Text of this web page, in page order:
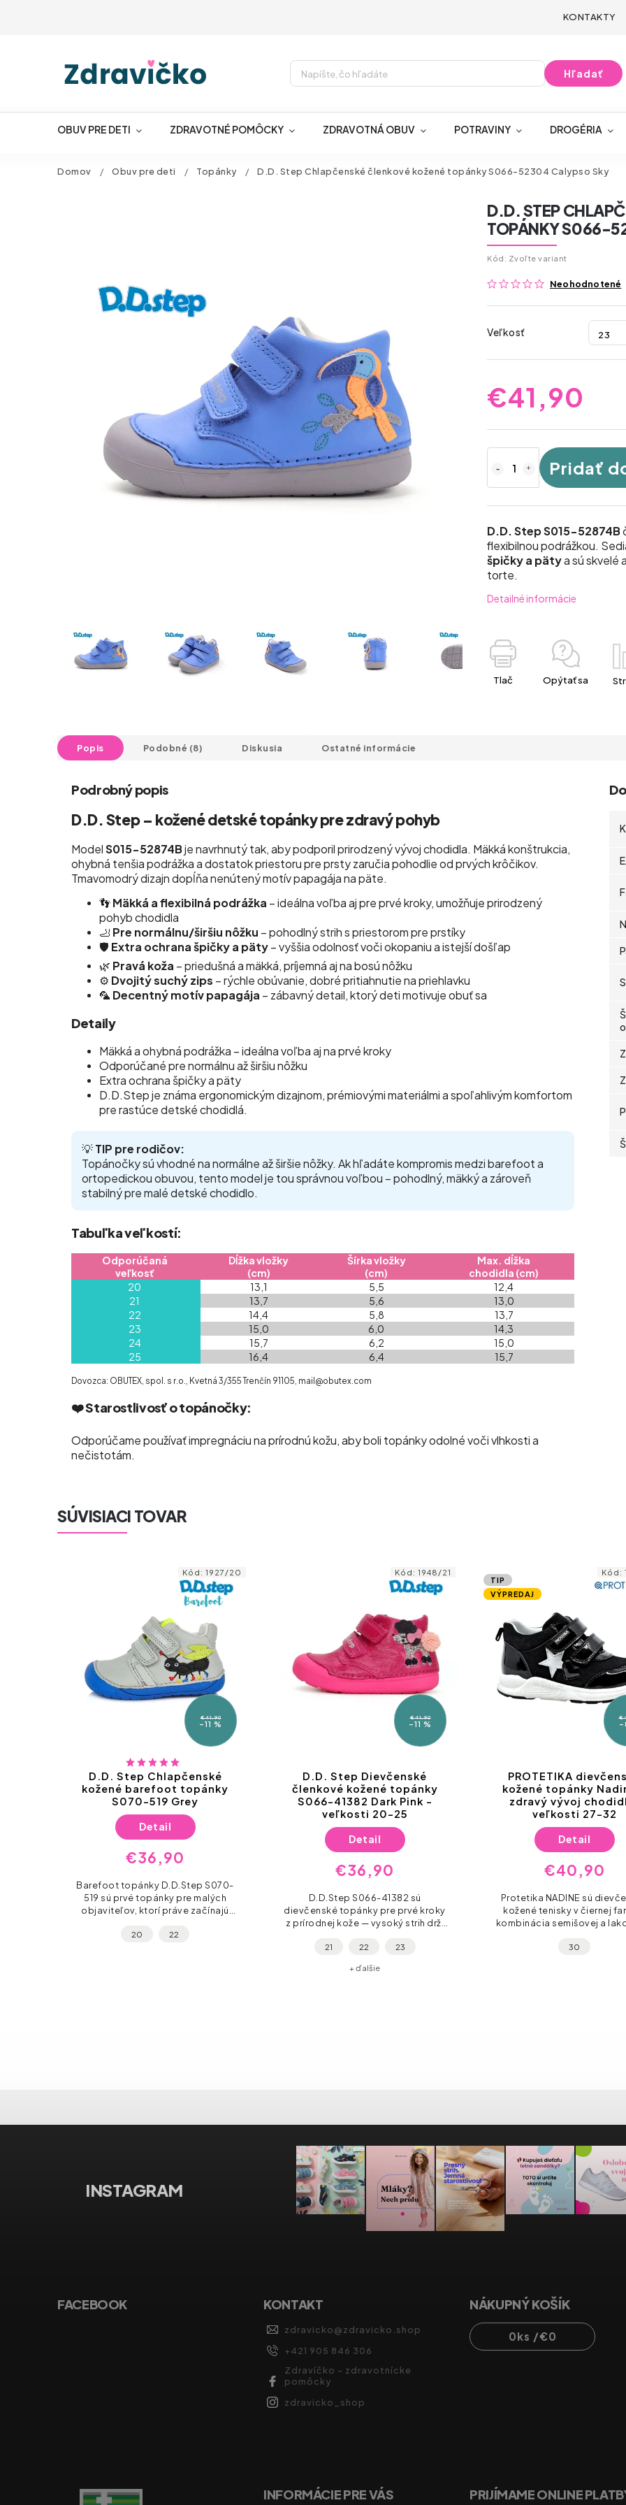
KONTAKTY
Hľadať
OBUV PRE DETI ZDRAVOTNÉ POMÔCKY ZDRAVOTNÁ OBUV POTRAVINY DROGÉRIA
Domov / Obuv pre deti / Topánky / D.D. Step Chlapčenské členkové kožené topánky S066-52304 Calypso Sky
D.D. STEP
TOPÁNKY S066-
Kód: Zvoľte variant
Neohodnotené
Veľkosť
€41,90
Pridať
D.D. Step S015-52874B
flexibilnou podrážkou.
špičky a pätya sú skvelé
torte.
Detailné informácie
Tlač Opýtať sa
Popis Podobné (8) Diskusia Ostatné informácie
Podrobný popis
D.D. Step – kožené detské topánky pre zdravý pohyb
ModelS015-52874Bje navrhnutý tak, aby podporil prirodzený vývoj chodidla. Mäkká konštrukcia,
ohybná tenšia podrážka a dostatok priestoru pre prsty zaručia pohodlie od prvých krôčikov.
Tmavomodrý dizajn dopĺňa nenútený motív papagája na päte.
👣Mäkká a flexibilná podrážka – ideálna voľba aj pre prvé kroky, umožňuje prirodzený
pohyb chodidla
🦶 Pre normálnu/širšiu nôžku – pohodlný strih s priestorom pre prstíky
🛡️ Extra ochrana špičky a päty– vyššia odolnosť voči okopaniu a istejší došľap
🌿 Pravá koža – priedušná a mäkká, príjemná aj na bosú nôžku
⚙️ Dvojitý suchý zips – rýchle obúvanie, dobré pritiahnutie na priehlavku
🦜 Decentný motív papagája – zábavný detail, ktorý deti motivuje obuť sa
Detaily
Mäkká a ohybná podrážka – ideálna voľba aj na prvé kroky
Odporúčané pre normálnu až širšiu nôžku
Extra ochrana špičky a päty
D.D.Step je známa ergonomickým dizajnom, prémiovými materiálmi a spoľahlivým komfortom
pre rastúce detské chodidlá.
💡TIP pre rodičov:
Topánočky sú vhodné na normálne až širšie nôžky. Ak hľadáte kompromis medzi barefoot a
ortopedickou obuvou, tento model je tou správnou voľbou – pohodlný, mäkký a zároveň
stabilný pre malé detské chodidlo.
Tabuľka veľkostí:
Odporúčaná
veľkosť
Dĺžka vložky
(cm)
Šírka vložky
(cm)
Max. dĺžka
chodidla (cm)
20
13,1 5,5
12,4
21
13,7 5,6
13,0
22
14,4 5,8
13,7
23
15,0 6,0
14,3
24
15,7 6,2
15,0
25
16,4 6,4 15,7
Dovozca: OBUTEX, spol. s r.o., Kvetná 3/355 Trenčín 91105, mail@obutex.com
❤️ Starostlivosť o topánočky:
Odporúčame používať impregnáciu na prírodnú kožu, aby boli topánky odolné voči vlhkosti a
nečistotám.
SÚVISIACI TOVAR
€41,90
–11 %
D.D. Step Chlapčenské
kožené barefoot topánky
S070-519 Grey
€36,90
Detail
Barefoot topánky D.D.Step S070-
519 sú prvé topánky pre malých
objaviteľov, ktorí práve začínajú
prírodnej kože s ultra-flexibilnou a
20 22
Kód: 1927/20
€41,90
–11 %
D.D. Step Dievčenské
členkové kožené topánky
S066-41382 Dark Pink -
veľkosti 20-25
€36,90
Detail
D.D.Step S066-41382 sú
dievčenské topánky pre prvé kroky
z prírodnej kože — vysoký strih drží
obúvanie a flexibilná podošva
21 22 23
+ ďalšie
Kód: 1948/21
TIP
VÝPREDAJ
PROTETIKA
kožené topánky
zdravý vývoj
veľkosti 27-32
€40,90
Detail
Protetika NADINE sú
kožené tenisky v čiernej
kombinácia semišovej a
srdiečkom na boku.
30
Kód:
INSTAGRAM
FACEBOOK KONTAKT
zdravicko@zdravicko.shop
+421 905 846 306
Zdravíčko - zdravotnícke
pomôcky
zdravicko_shop
NÁKUPNÝ KOŠÍK
0ks /€0
INFORMÁCIE PRE VÁS PRIJÍMAME ONLINE